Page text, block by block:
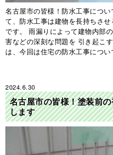
名古屋市の皆様！防水工事につ
て、防水工事は建物を長持ちさ
です。 雨漏りによって建物内部
害などの深刻な問題を 引き起こ
は、今回は住宅の防水工事につい
2024.6.30
名古屋市の皆様！塗装前
します